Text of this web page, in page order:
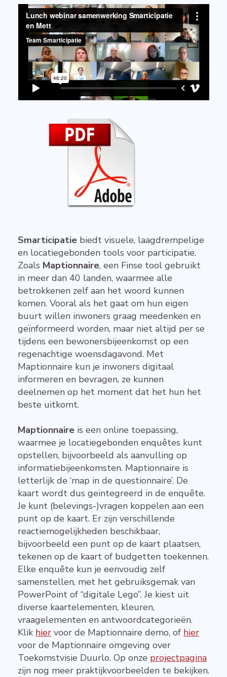
Smarticipatie biedt visuele, laagdrempelige
en locatiegebonden tools voor participatie.
Zoals Maptionnaire, een Finse tool gebruikt
in meer dan 40 landen, waarmee alle
betrokkenen zelf aan het woord kunnen
komen. Vooral als het gaat om hun eigen
buurt willen inwoners graag meedenken en
geïnformeerd worden, maar niet altijd per se
tijdens een bewonersbijeenkomst op een
regenachtige woensdagavond. Met
Maptionnaire kun je inwoners digitaal
informeren en bevragen, ze kunnen
deelnemen op het moment dat het hun het
beste uitkomt.
Maptionnaire is een online toepassing,
waarmee je locatiegebonden enquêtes kunt
opstellen, bijvoorbeeld als aanvulling op
informatiebijeenkomsten. Maptionnaire is
letterlijk de ‘map in de questionnaire’. De
kaart wordt dus geïntegreerd in de enquête.
Je kunt (belevings-)vragen koppelen aan een
punt op de kaart. Er zijn verschillende
reactiemogelijkheden beschikbaar,
bijvoorbeeld een punt op de kaart plaatsen,
tekenen op de kaart of budgetten toekennen.
Elke enquête kun je eenvoudig zelf
samenstellen, met het gebruiksgemak van
PowerPoint of “digitale Lego”. Je kiest uit
diverse kaartelementen, kleuren,
vraagelementen en antwoordcategorieën.
Klik hier voor de Maptionnaire demo, of hier
voor de Maptionnaire omgeving over
Toekomstvisie Duurlo. Op onze projectpagina
zijn nog meer praktijkvoorbeelden te bekijken.